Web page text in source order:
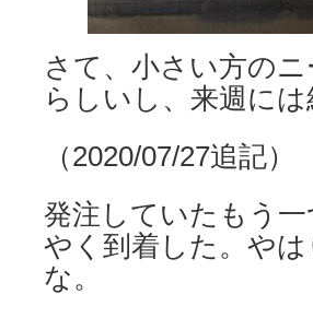
さて、小さい方の
らしいし、来週に
（2020/07/27追記）
発注していたもう
やく到着した。や
な。